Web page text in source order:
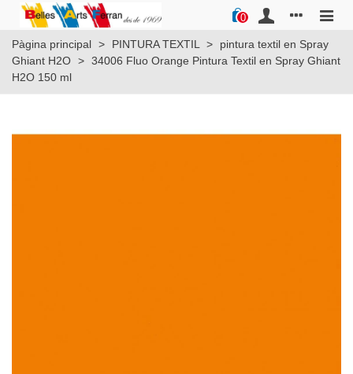
0
Pàgina principal > PINTURA TEXTIL >
pintura textil en Spray
Ghiant H2O > 34006 Fluo Orange Pintura Textil en Spray Ghiant
H2O 150 ml